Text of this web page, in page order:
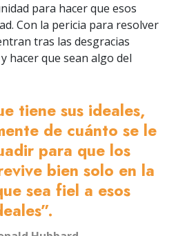
para hacer que esos
Con la pericia para resolver
tras las desgracias
hacer que sean algo del
tiene sus ideales,
de cuánto se le
para que los
bien solo en la
sea fiel a esos